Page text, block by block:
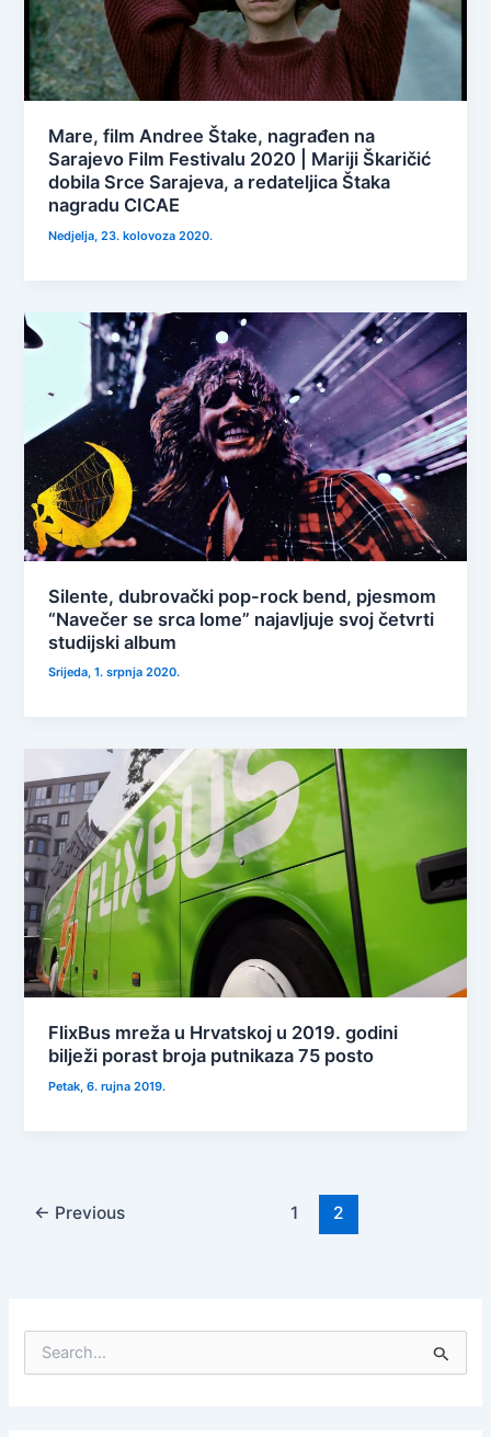
Mare, film Andree Štake, nagrađen na
Sarajevo Film Festivalu 2020 | Mariji Škaričić
dobila Srce Sarajeva, a redateljica Štaka
nagradu CICAE
Nedjelja, 23. kolovoza 2020.
Silente, dubrovački pop-rock bend, pjesmom
“Navečer se srca lome” najavljuje svoj četvrti
studijski album
Srijeda, 1. srpnja 2020.
FlixBus mreža u Hrvatskoj u 2019. godini
bilježi porast broja putnikaza 75 posto
Petak, 6. rujna 2019.
← Previous 1 2